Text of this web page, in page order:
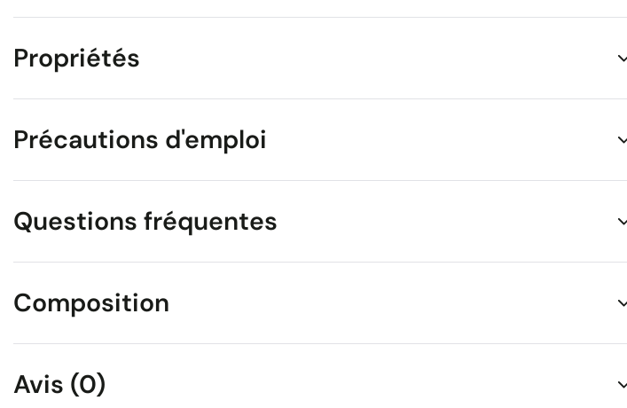
Propriétés
Précautions d'emploi
Questions fréquentes
Composition
Avis (0)